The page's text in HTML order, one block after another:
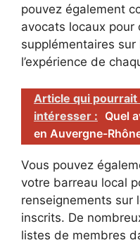
pouvez également
avocats locaux
supplémentaires
l’expérience de
Article qui pourrait
intéresser : Quel
en Auvergne-
Vous pouvez
votre barreau local
renseignements sur
inscrits. De
listes de membres